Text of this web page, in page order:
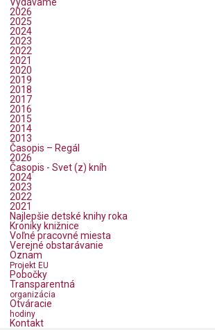
Vydávame
2026
2025
2024
2023
2022
2021
2020
2019
2018
2017
2016
2015
2014
2013
Časopis – Regál
2026
Časopis - Svet (z) kníh
2024
2023
2022
2021
Najlepšie detské knihy roka
Kroniky knižnice
Voľné pracovné miesta
Verejné obstarávanie
Oznam
Projekt EU
Pobočky
Transparentná
organizácia
Otváracie
hodiny
Kontakt